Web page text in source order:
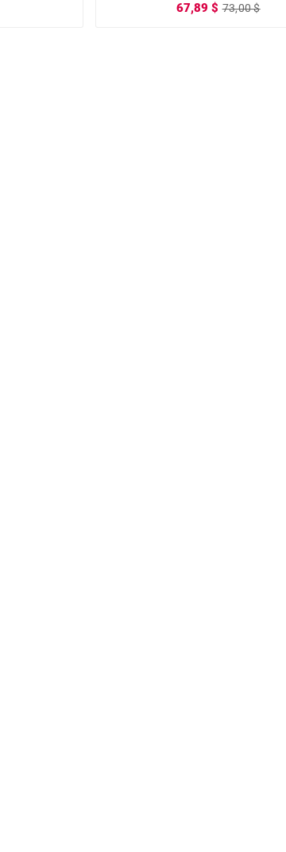
67,89 $ 73,00 $